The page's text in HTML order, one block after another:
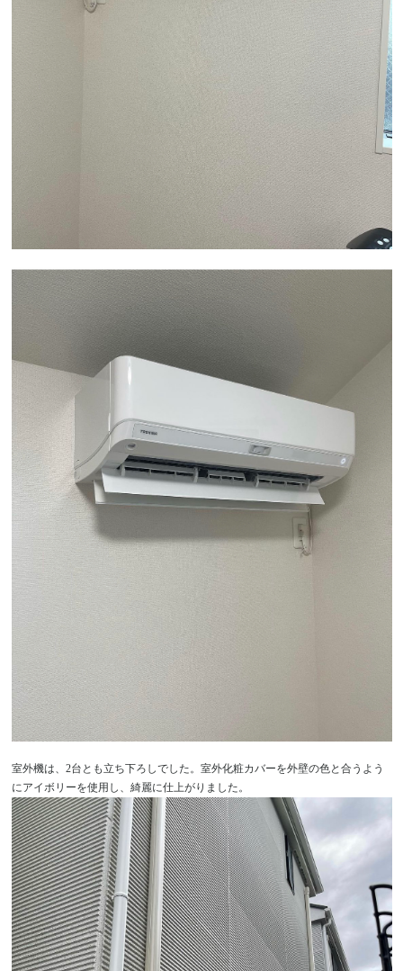
室外機は、2台とも立ち下ろしでした。室外化粧カバーを外壁の色と合うよう
にアイボリーを使用し、綺麗に仕上がりました。